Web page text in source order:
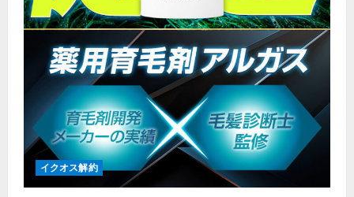
製
sangost
詳
細
を
ご
覧
く
だ
さ
い
イクオス解約